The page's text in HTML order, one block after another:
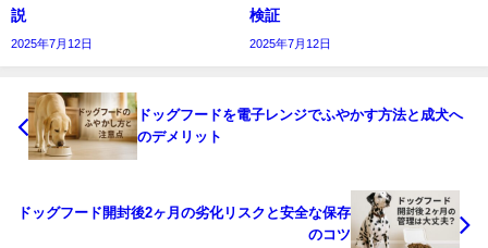
説
2025年7月12日
検証
2025年7月12日
ドッグフードを電子レンジでふやかす方法と成犬へ
のデメリット
ドッグフード開封後2ヶ月の劣化リスクと安全な保存
のコツ